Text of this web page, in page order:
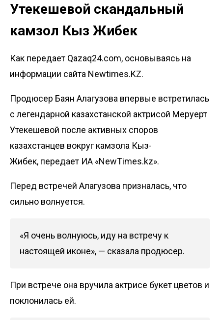
Утекешевой скандальный
камзол Кыз Жибек
Как передает Qazaq24.com, основываясь на
информации сайта Newtimes.KZ.
Продюсер Баян Алагузова впервые встретилась
с легендарной казахстанской актрисой Меруерт
Утекешевой после активных споров
казахстанцев вокруг камзола Кыз-
Жибек, передает ИА «NewTimes.kz».
Перед встречей Алагузова призналась, что
сильно волнуется.
«Я очень волнуюсь, иду на встречу к
настоящей иконе», — сказала продюсер.
При встрече она вручила актрисе букет цветов и
поклонилась ей.